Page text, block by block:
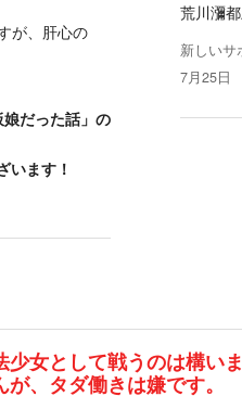
が、肝心の
だった話」の
います！
荒川瀰
新しいサ
7月25日
少女として戦うのは構いま
が、タダ働きは嫌です。